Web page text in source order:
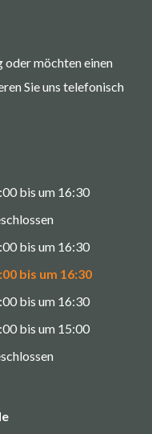
oder möchten einen
Sie uns telefonisch
bis um 16:30
bis um 16:30
bis um 16:30
bis um 16:30
bis um 15:00